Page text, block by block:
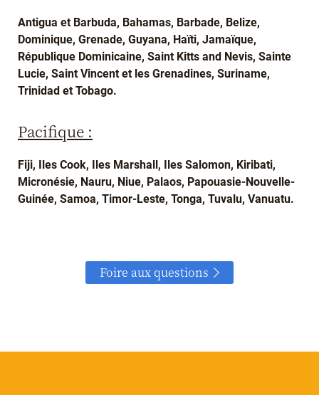
Antigua et Barbuda, Bahamas, Barbade, Belize,
Dominique, Grenade, Guyana, Haïti, Jamaïque,
République Dominicaine, Saint Kitts and Nevis, Sainte
Lucie, Saint Vincent et les Grenadines, Suriname,
Trinidad et Tobago.
Pacifique :
Fiji, Iles Cook, Iles Marshall, Iles Salomon, Kiribati,
Micronésie, Nauru, Niue, Palaos, Papouasie-Nouvelle-
Guinée, Samoa, Timor-Leste, Tonga, Tuvalu, Vanuatu.
Foire aux questions